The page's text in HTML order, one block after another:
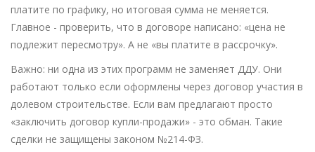
платите по графику, но итоговая сумма не меняется.
Главное - проверить, что в договоре написано: «цена не
подлежит пересмотру». А не «вы платите в рассрочку».
Важно: ни одна из этих программ не заменяет ДДУ. Они
работают только если оформлены через договор участия в
долевом строительстве. Если вам предлагают просто
«заключить договор купли-продажи» - это обман. Такие
сделки не защищены законом №214-ФЗ.